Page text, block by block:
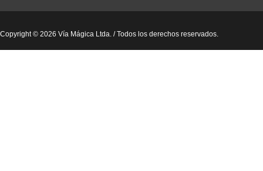
Copyright © 2026 Vía Mágica Ltda. / Todos los derechos reservados.